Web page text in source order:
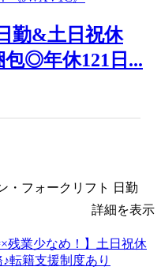
勤&土日祝休
◎年休121日...
・フォークリフト 日勤
詳細を表示